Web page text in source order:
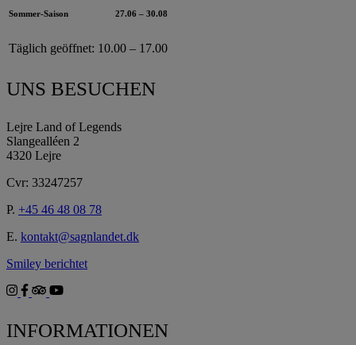
Sommer-Saison 27.06 – 30.08
Täglich geöffnet: 10.00 – 17.00
UNS BESUCHEN
Lejre Land of Legends
Slangealléen 2
4320 Lejre
Cvr: 33247257
P. +45 46 48 08 78
E. kontakt@sagnlandet.dk
Smiley berichtet
INFORMATIONEN